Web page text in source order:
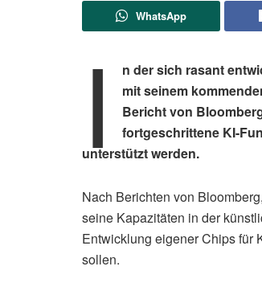
WhatsApp
I
n der sich rasant
mit seinem
Bericht von
fortgeschrittene KI-
unterstützt werden.
Nach Berichten von
seine Kapazitäten in der
Entwicklung eigener Chips für
sollen.